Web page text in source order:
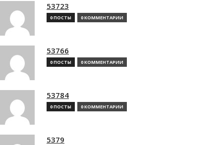
53723
0 ПОСТЫ 0 КОММЕНТАРИИ
53766
0 ПОСТЫ 0 КОММЕНТАРИИ
53784
0 ПОСТЫ 0 КОММЕНТАРИИ
5379